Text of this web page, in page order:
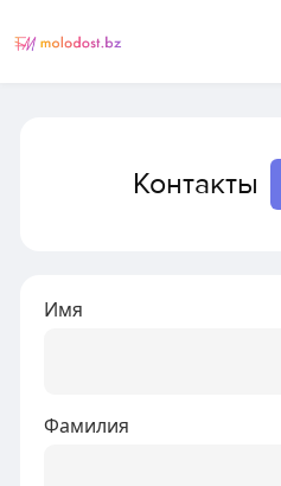
Контакты
Имя
Фамилия